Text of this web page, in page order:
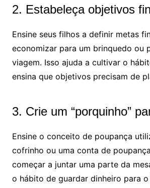
2. Estabeleça objetivos
Ensine seus filhos a definir metas
economizar para um brinquedo ou
viagem. Isso ajuda a cultivar o
ensina que objetivos precisam de
3. Crie um “porquinho”
Ensine o conceito de poupança
cofrinho ou uma conta de
começar a juntar uma parte da
o hábito de guardar dinheiro para